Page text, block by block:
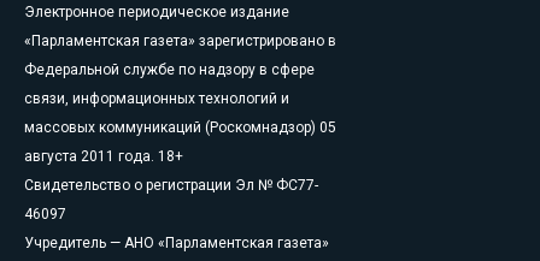
Электронное периодическое издание
«Парламентская газета» зарегистрировано в
Федеральной службе по надзору в сфере
связи, информационных технологий и
массовых коммуникаций (Роскомнадзор) 05
августа 2011 года. 18+
Свидетельство о регистрации Эл № ФС77-
46097
Учредитель — АНО «Парламентская газета»